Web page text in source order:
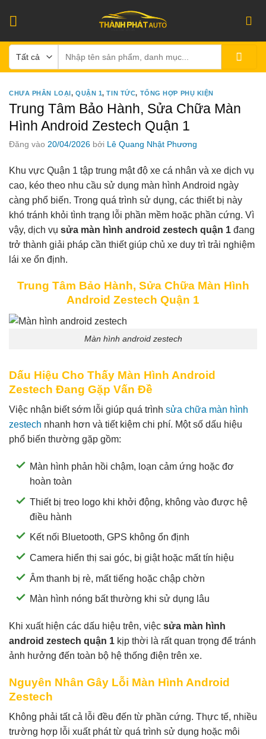
kiếm:
CHƯA PHÂN LOẠI, QUẬN 1,TIN TỨC, TỔNG HỢP PHỤ KIỆN
Trung Tâm Bảo Hành, Sửa Chữa Màn
Hình Android Zestech Quận 1
Đăng vào 20/04/2026 bởi Lê Quang Nhật Phương
Khu vực Quận 1 tập trung mật độ xe cá nhân và xe dịch vụ
cao, kéo theo nhu cầu sử dụng màn hình Android ngày
càng phổ biến. Trong quá trình sử dụng, các thiết bị này
khó tránh khỏi tình trạng lỗi phần mềm hoặc phần cứng. Vì
vậy, dịch vụ sửa màn hình android zestech quận 1 đang
trở thành giải pháp cần thiết giúp chủ xe duy trì trải nghiệm
lái xe ổn định.
Trung Tâm Bảo Hành, Sửa Chữa Màn Hình
Android Zestech Quận 1
Màn hình android zestech
Dấu Hiệu Cho Thấy Màn Hình Android
Zestech Đang Gặp Vấn Đề
Việc nhận biết sớm lỗi giúp quá trình sửa chữa màn hình
zestech nhanh hơn và tiết kiệm chi phí. Một số dấu hiệu
phổ biến thường gặp gồm:
Màn hình phản hồi chậm, loạn cảm ứng hoặc đơ
hoàn toàn
Thiết bị treo logo khi khởi động, không vào được hệ
điều hành
Kết nối Bluetooth, GPS không ổn định
Camera hiển thị sai góc, bị giật hoặc mất tín hiệu
Âm thanh bị rè, mất tiếng hoặc chập chờn
Màn hình nóng bất thường khi sử dụng lâu
Khi xuất hiện các dấu hiệu trên, việc sửa màn hình
android zestech quận 1 kịp thời là rất quan trọng để tránh
ảnh hưởng đến toàn bộ hệ thống điện trên xe.
Nguyên Nhân Gây Lỗi Màn Hình Android
Zestech
Không phải tất cả lỗi đều đến từ phần cứng. Thực tế, nhiều
trường hợp lỗi xuất phát từ quá trình sử dụng hoặc môi